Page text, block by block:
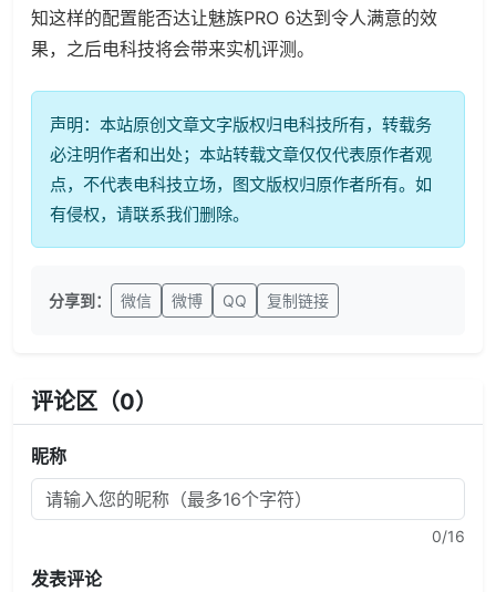
知这样的配置能否达让魅族PRO 6达到令人满意的效
果，之后电科技将会带来实机评测。
声明：本站原创文章文字版权归电科技所有，转载务
必注明作者和出处；本站转载文章仅仅代表原作者观
点，不代表电科技立场，图文版权归原作者所有。如
有侵权，请联系我们删除。
分享到： 微信 微博 QQ 复制链接
评论区（0）
昵称
0/16
发表评论